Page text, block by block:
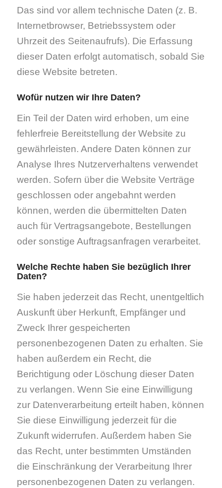
Das sind vor allem technische Daten (z. B.
Internetbrowser, Betriebssystem oder
Uhrzeit des Seitenaufrufs). Die Erfassung
dieser Daten erfolgt automatisch, sobald Sie
diese Website betreten.
Wofür nutzen wir Ihre Daten?
Ein Teil der Daten wird erhoben, um eine
fehlerfreie Bereitstellung der Website zu
gewährleisten. Andere Daten können zur
Analyse Ihres Nutzerverhaltens verwendet
werden. Sofern über die Website Verträge
geschlossen oder angebahnt werden
können, werden die übermittelten Daten
auch für Vertragsangebote, Bestellungen
oder sonstige Auftragsanfragen verarbeitet.
Welche Rechte haben Sie bezüglich Ihrer
Daten?
Sie haben jederzeit das Recht, unentgeltlich
Auskunft über Herkunft, Empfänger und
Zweck Ihrer gespeicherten
personenbezogenen Daten zu erhalten. Sie
haben außerdem ein Recht, die
Berichtigung oder Löschung dieser Daten
zu verlangen. Wenn Sie eine Einwilligung
zur Datenverarbeitung erteilt haben, können
Sie diese Einwilligung jederzeit für die
Zukunft widerrufen. Außerdem haben Sie
das Recht, unter bestimmten Umständen
die Einschränkung der Verarbeitung Ihrer
personenbezogenen Daten zu verlangen.